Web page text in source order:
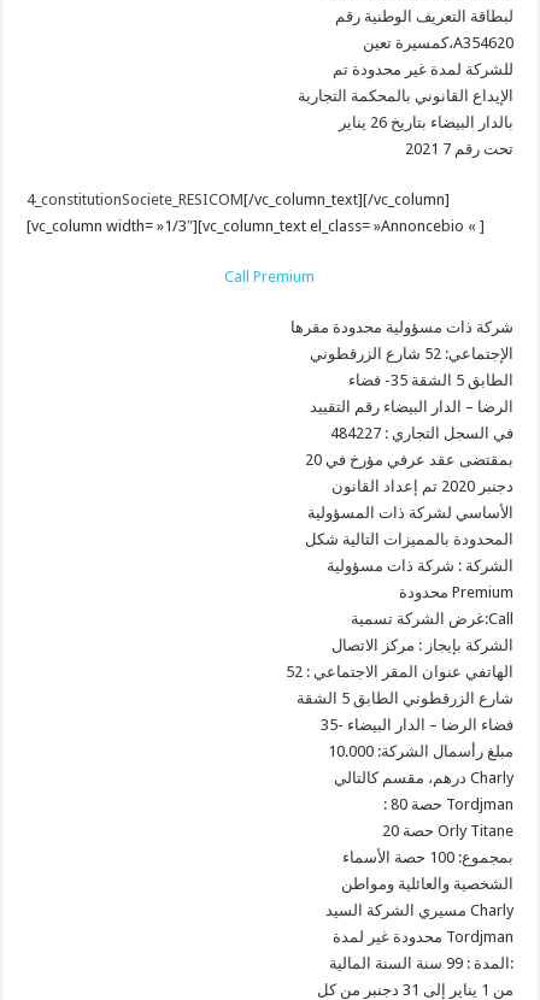
لبطاقة التعريف الوطنية رقم
كمسيرة تعين،A354620
للشركة لمدة غير محدودة تم
الإيداع القانوني بالمحكمة التجارية
بالدار البيضاء بتاريخ 26 يناير
2021 تحت رقم 7
4_constitutionSociete_RESICOM[/vc_column_text][/vc_column]
[vc_column width= »1/3″][vc_column_text el_class= »Annoncebio « ]
Call Premium
شركة ذات مسؤولية محدودة مقرها
الإجتماعي: 52 شارع الزرقطوني
الطابق 5 الشقة 35- فضاء
الرضا – الدار البيضاء رقم التقييد
في السجل التجاري : 484227
بمقتضى عقد عرفي مؤرخ في 20
دجنبر 2020 تم إعداد القانون
الأساسي لشركة ذات المسؤولية
المحدودة بالمميزات التالية شكل
الشركة : شركة ذات مسؤولية
محدودة Premium
غرض الشركة تسمية:Call
الشركة بإيجاز : مركز الاتصال
الهاتفي عنوان المقر الاجتماعي : 52
شارع الزرقطوني الطابق 5 الشقة
35- فضاء الرضا – الدار البيضاء
مبلغ رأسمال الشركة: 10.000
درهم، مقسم كالتالي Charly
: حصة 80 Tordjman
حصة 20 Orly Titane
بمجموع: 100 حصة الأسماء
الشخصية والعائلية ومواطن
مسيري الشركة السيد Charly
محدودة غير لمدة Tordjman
المدة : 99 سنة السنة المالية:
من 1 يناير إلى 31 دجنبر من كل